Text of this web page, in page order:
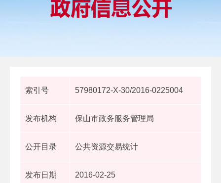
索引号 57980172-X-30/2016-0225004
发布机构 保山市政务服务管理局
公开目录 公共资源交易统计
发布日期 2016-02-25